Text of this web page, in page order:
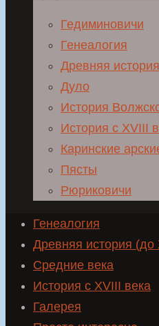
Гедиминовичи
Генеалогия
Древняя
Дуло
История
История с XVIII
Каринские
Пясты
Рюриковичи
Генеалогия
Древняя история (до
Средние века
История с XVIII века
Галерея